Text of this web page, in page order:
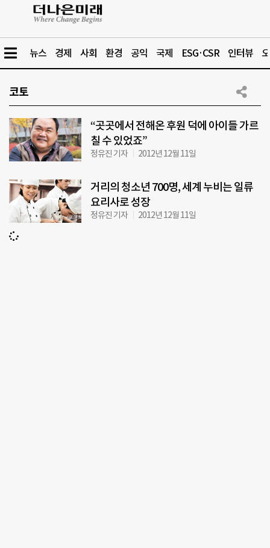
뉴스 경제 사회 환경 공익 국제 ESG·CSR 인터뷰
코토
“곳곳에서 전해온 후원 덕에 아이들 가르
칠 수 있었죠”
정유진 기자 2012년 12월 11일
거리의 청소년 700명, 세계 누비는 일류
요리사로 성장
정유진 기자 2012년 12월 11일